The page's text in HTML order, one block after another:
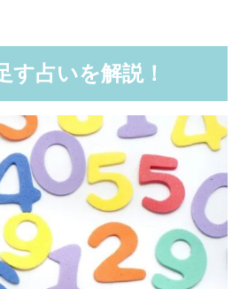
占いを解説！